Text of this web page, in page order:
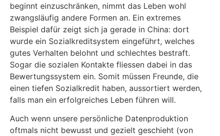
beginnt einzuschränken, nimmt das Leben wohl
zwangsläufig andere Formen an. Ein extremes
Beispiel dafür zeigt sich ja gerade in China: dort
wurde ein Sozialkreditsystem eingeführt, welches
gutes Verhalten belohnt und schlechtes bestraft.
Sogar die sozialen Kontakte fliessen dabei in das
Bewertungssystem ein. Somit müssen Freunde, die
einen tiefen Sozialkredit haben, aussortiert werden,
falls man ein erfolgreiches Leben führen will.
Auch wenn unsere persönliche Datenproduktion
oftmals nicht bewusst und gezielt geschieht (von